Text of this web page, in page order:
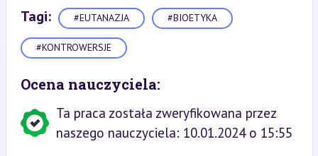
Tagi: #EUTANAZJA #BIOETYKA
#KONTROWERSJE
Ocena nauczyciela:
Ta praca została zweryfikowana przez
naszego nauczyciela: 10.01.2024 o 15:55